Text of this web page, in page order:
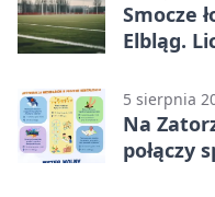
Smocze
Elbląg.
5 sierpnia
Na
połączy